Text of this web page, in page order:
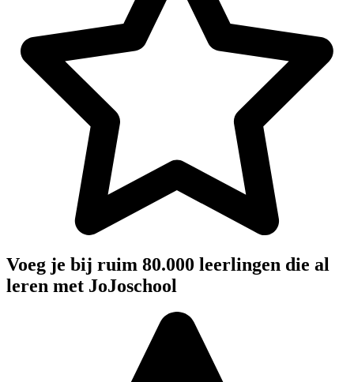
Voeg je bij ruim 80.000 leerlingen die al
leren met JoJoschool